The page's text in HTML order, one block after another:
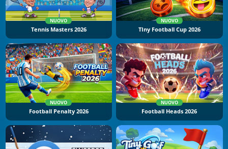
NUOVO
Tennis Masters 2026
NUOVO
TIny Football Cup 2026
NUOVO
Football Penalty 2026
NUOVO
Football Heads 2026